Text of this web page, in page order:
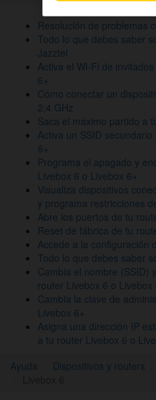
Resolución de problemas
Todo lo que debes saber
Jazztel
Activa el Wi-Fi de
6+
Cómo conectar un
2,4 GHz
Saca el máximo partido a
Activa un SSID
6+
Programa el apagado y
Livebox 6 o Livebox 6+
Visualiza dispositivos
y programa restricciones
Abre los puertos de tu
Reset de fábrica de tu
Accede a la configuración
Todo lo que debes saber
Cambia el nombre (SSID)
router Livebox 6 o Livebox
Cambia la clave de
Livebox 6+
Asigna una dirección IP
a tu router Livebox 6 o
Ayuda
Dispositivos y routers